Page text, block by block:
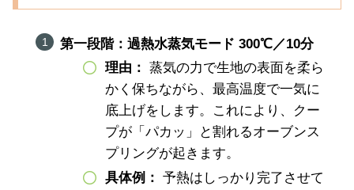
第一段階：過熱水蒸気モード 300℃／10分
理由： 蒸気の力で生地の表面を柔ら
かく保ちながら、最高温度で一気に
底上げをします。これにより、クー
プが「パカッ」と割れるオーブンス
プリングが起きます。
具体例： 予熱はしっかり完了させて